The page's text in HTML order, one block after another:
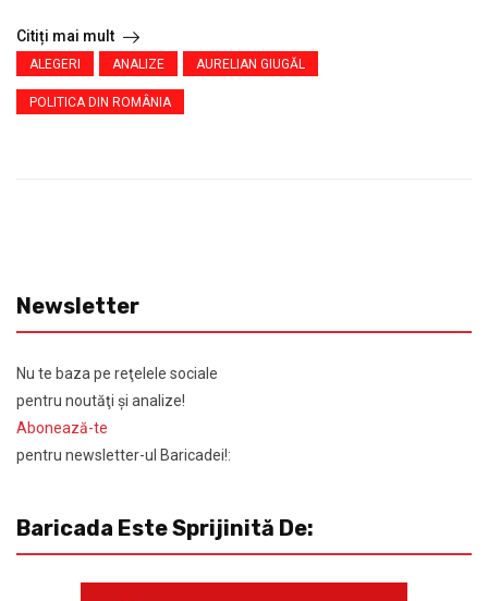
Citiți mai mult
ALEGERI ANALIZE AURELIAN GIUGĂL
POLITICA DIN ROMÂNIA
Newsletter
Nu te baza pe reţelele sociale
pentru noutăţi şi analize!
Abonează-te
pentru newsletter-ul Baricadei!:
Baricada Este Sprijinită De: